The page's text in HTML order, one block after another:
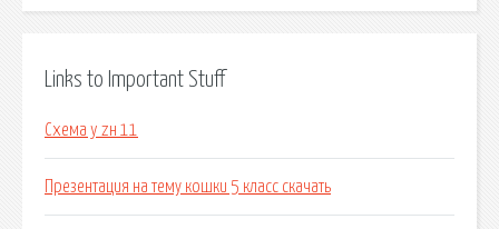
Links to Important Stuff
Схема y zн 11
Презентация на тему кошки 5 класс скачать